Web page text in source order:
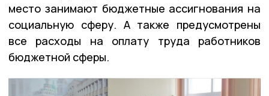
место занимают бюджетные ассигнования на
социальную сферу. А также предусмотрены
все расходы на оплату труда работников
бюджетной сферы.